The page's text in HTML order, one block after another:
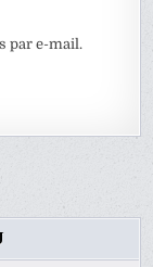
par e-mail.